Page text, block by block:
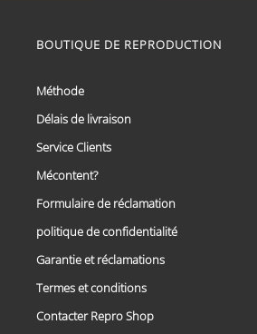
plusieurs
BOUTIQUE DE REPRODUCTION
Méthode
Délais de livraison
Service Clients
Mécontent?
Formulaire de réclamation
politique de confidentialité
Garantie et réclamations
Termes et conditions
Contacter Repro Shop